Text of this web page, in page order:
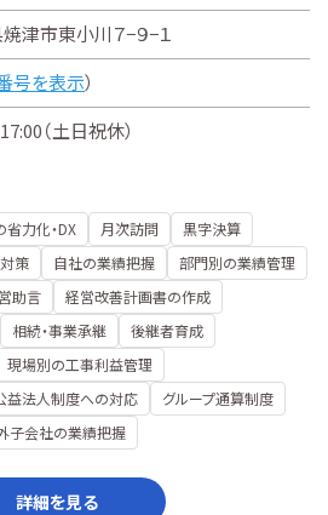
津市東小川７−９−１
号を表示）
（土日祝休）
力化・DX 月次訪問
黒字決算
策 自社の業績把握
部門別の業績管理
助言
経営改善計画書の作成
相続・事業承継
後継者育成
現場別の工事利益管理
益法人制度への対応
グループ通算制度
子会社の業績把握
詳細を見る